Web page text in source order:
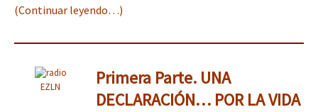
(Continuar leyendo…)
EZLN
Primera Parte. UNA
DECLARACIÓN… POR LA VIDA